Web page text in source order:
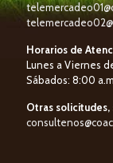
Horarios de
Lunes a Viernes
Sábados: 8:00
Otras solicitudes,